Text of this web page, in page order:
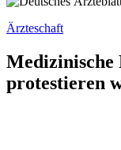
Ärzteschaft
Medizinische
protestieren